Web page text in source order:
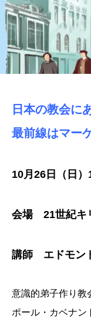
日本の教会に
最前線はマー
10月26日（日
会場 21世紀キ
講師 エドモン
意識的弟子作り教
ポール・カベナン